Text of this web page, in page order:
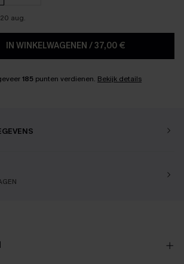
aug.
IN WINKELWAGENEN /37,00 €
185 punten verdienen. Bekijk details